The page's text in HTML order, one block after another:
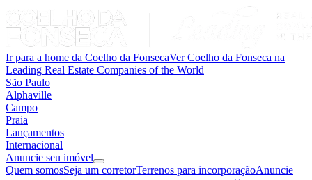
Ir para a home da Coelho da FonsecaVer Coelho da Fonseca na
Leading Real Estate Companies of the World
São Paulo
Alphaville
Campo
Praia
Lançamentos
Internacional
Anuncie seu imóvel
Quem somosSeja um corretorTerrenos para incorporaçãoAnuncie